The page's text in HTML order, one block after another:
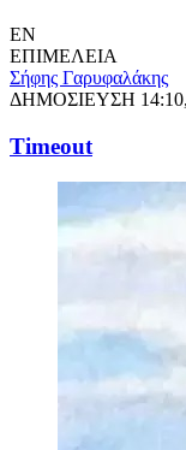
EN
ΕΠΙΜΕΛΕΙΑ
Σήφης Γαρυφαλάκης
ΔΗΜΟΣΙΕΥΣΗ
Timeout